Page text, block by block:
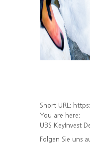
Short URL: https://
You are here:
UBS KeyInvest
Folgen Sie uns